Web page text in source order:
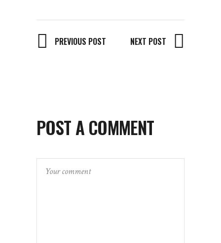
PREVIOUS POST NEXT POST
POST A COMMENT